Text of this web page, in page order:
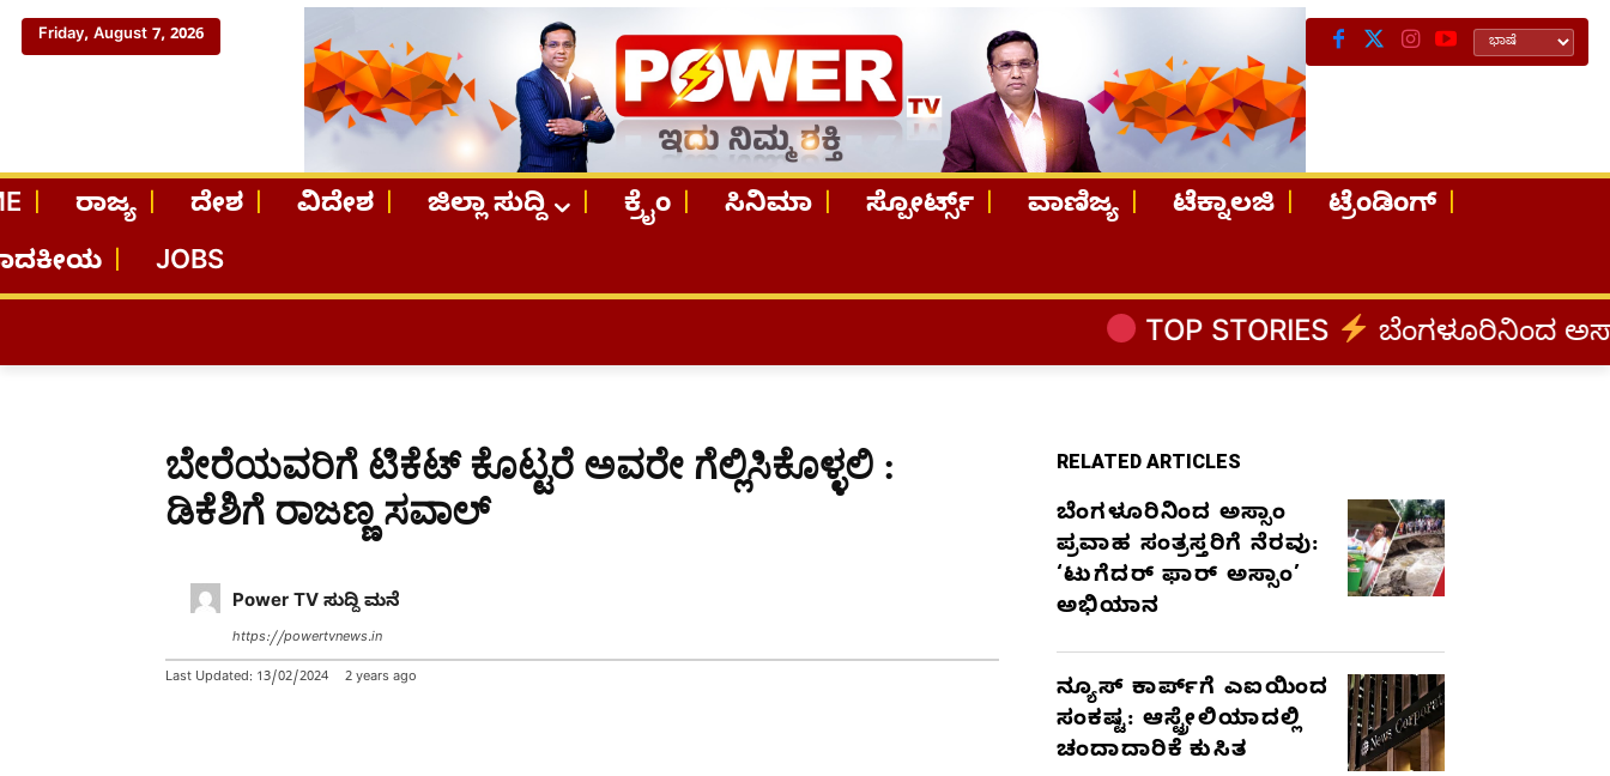
Friday, August 7, 2026
ರಾಜ್ಯ ದೇಶ ವಿದೇಶ ಜಿಲ್ಲಾ ಸುದ್ದಿ ಕ್ರೈಂ ಸಿನಿಮಾ ಸ್ಪೋರ್ಟ್ಸ್ ವಾಣಿಜ್ಯ ಟೆಕ್ನಾಲಜಿ
ಟ್ರೆಂಡಿಂಗ್
JOBS
TOP STORIES ಬೆಂಗಳೂರಿನಿಂದ ಅಸ್ಸಾಂ ಪ್ರವಾಹ
ಬೇರೆಯವರಿಗೆ ಟಿಕೆಟ್ ಕೊಟ್ಟರೆ ಅವರೇ ಗೆಲ್ಲಿಸಿಕೊಳ್ಳಲಿ :
ಡಿಕೆಶಿಗೆ ರಾಜಣ್ಣ ಸವಾಲ್
Power TV ಸುದ್ದಿ ಮನೆ
https://powertvnews.in
Last Updated: 13/02/2024 2 years ago
RELATED ARTICLES
ಬೆಂಗಳೂರಿನಿಂದ ಅಸ್ಸಾಂ
ಪ್ರವಾಹ ಸಂತ್ರಸ್ತರಿಗೆ ನೆರವು:
‘ಟುಗೆದರ್ ಫಾರ್ ಅಸ್ಸಾಂ’
ಅಭಿಯಾನ
ನ್ಯೂಸ್ ಕಾರ್ಪ್‌ಗೆ ಎಐಯಿಂದ
ಸಂಕಷ್ಟ: ಆಸ್ಟ್ರೇಲಿಯಾದಲ್ಲಿ
ಚಂದಾದಾರಿಕೆ ಕುಸಿತ